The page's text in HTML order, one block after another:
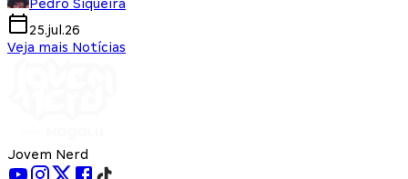
Pedro Siqueira
25.jul.26
Veja mais Notícias
Jovem Nerd